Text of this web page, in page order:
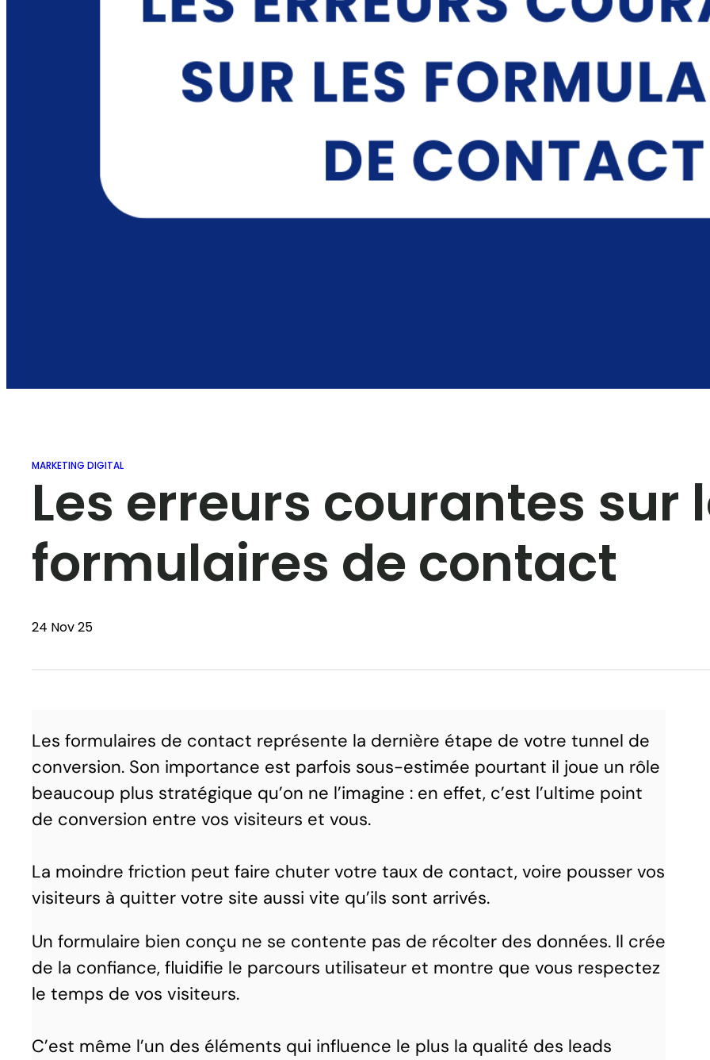
MARKETING DIGITAL
Les erreurs courantes sur
formulaires de contact
24 Nov 25
Les formulaires de contact représente la dernière étape de votre tunnel de
conversion. Son importance est parfois sous-estimée pourtant il joue un rôle
beaucoup plus stratégique qu’on ne l’imagine : en effet, c’est l’ultime point
de conversion entre vos visiteurs et vous.
La moindre friction peut faire chuter votre taux de contact, voire pousser vos
visiteurs à quitter votre site aussi vite qu’ils sont arrivés.
Un formulaire bien conçu ne se contente pas de récolter des données. Il crée
de la confiance, fluidifie le parcours utilisateur et montre que vous respectez
le temps de vos visiteurs.
C’est même l’un des éléments qui influence le plus la qualité des leads